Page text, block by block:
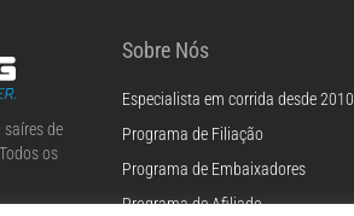
de
os
Sobre Nós
Especialista em corrida desde 2010
Programa de Filiação
Programa de Embaixadores
Programa de Afiliado